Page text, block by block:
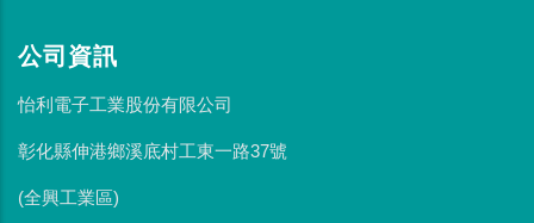
公司資訊
怡利電子工業股份有限公司
彰化縣伸港鄉溪底村工東一路37號
(全興工業區)